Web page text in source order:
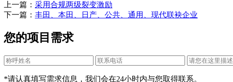
上一篇： 采用合规两级裂变激励
下一篇： 丰田、本田、日产、公共、通用、现代联袂企业
您的项目需求
*请认真填写需求信息，我们会在24小时内与您取得联系。